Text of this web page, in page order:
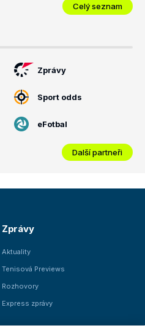
Celý seznam
Zprávy
Sport odds
eFotbal
Další partneři
Zprávy
Aktuality
Tenisová Previews
Rozhovory
Express zprávy